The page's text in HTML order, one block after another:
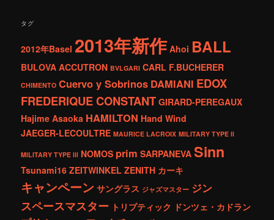
タグ
2012年Basel 2013年新作 Ahoi BALL
BULOVA ACCUTRON BVLGARI CARL F.BUCHERER
CHIMENTO Cuervo y Sobrinos DAMIANI EDOX
FREDERIQUE CONSTANT GIRARD-PEREGAUX
Hajime Asaoka HAMILTON Hand Wind
JAEGER-LECOULTRE MAURICE LACROIX MILITARY TYPE ll
MILITARY TYPE lll NOMOS prim SARPANEVA Sinn
Tsunami16 ZEITWINKEL ZENITH カーキ
キャンペーン サングラス ジャズマスター ジン
スペースマスター トリプティック ドンツェ・カドラン